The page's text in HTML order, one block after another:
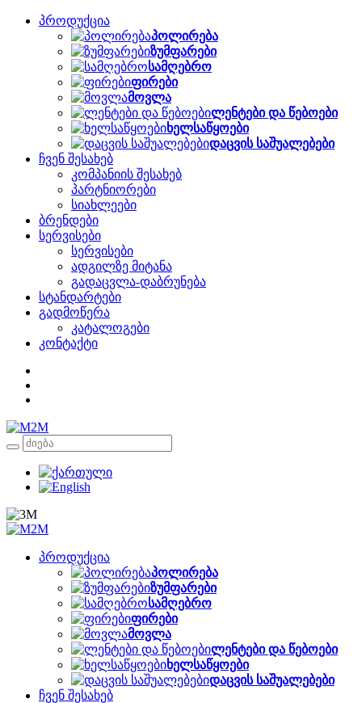
პროდუქცია
პოლირება
ზუმფარები
სამღებრო
ფირები
მოვლა
ლენტები და წებოები
ხელსაწყოები
დაცვის საშუალებები
ჩვენ შესახებ
კომპანიის შესახებ
პარტნიორები
სიახლეები
ბრენდები
სერვისები
სერვისები
ადგილზე მიტანა
გადაცვლა-დაბრუნება
სტანდარტები
გადმოწერა
კატალოგები
კონტაქტი
პროდუქცია
პოლირება
ზუმფარები
სამღებრო
ფირები
მოვლა
ლენტები და წებოები
ხელსაწყოები
დაცვის საშუალებები
ჩვენ შესახებ